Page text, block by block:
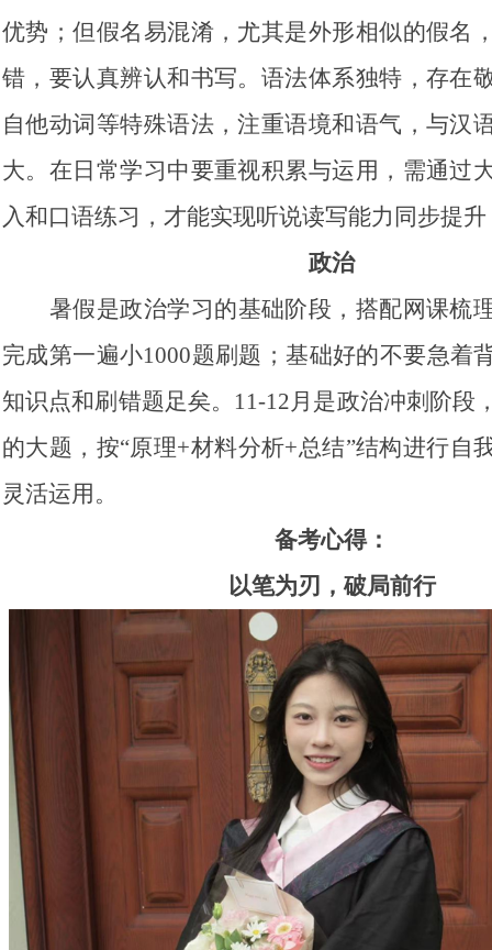
优势；但假名易混淆，尤其是外形相似的假名
错，要认真辨认和书写。语法体系独特，存在
自他动词等特殊语法，注重语境和语气，与汉
大。在日常学习中要重视积累与运用，需通过
入和口语练习，才能实现听说读写能力同步提
政治
暑假是政治学习的基础阶段，搭配网课梳
完成第一遍小1000题刷题；基础好的不要急着
知识点和刷错题足矣。11-12月是政治冲刺阶段
的大题，按“原理+材料分析+总结”结构进行自
灵活运用。
备考心得：
以笔为刃，破局前行